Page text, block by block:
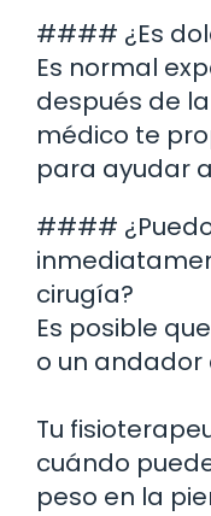
#### ¿Es
Es normal
después de
médico te
para ayudar
####
cirugía?
Es posible
o un andador
Tu
cuándo
peso en la